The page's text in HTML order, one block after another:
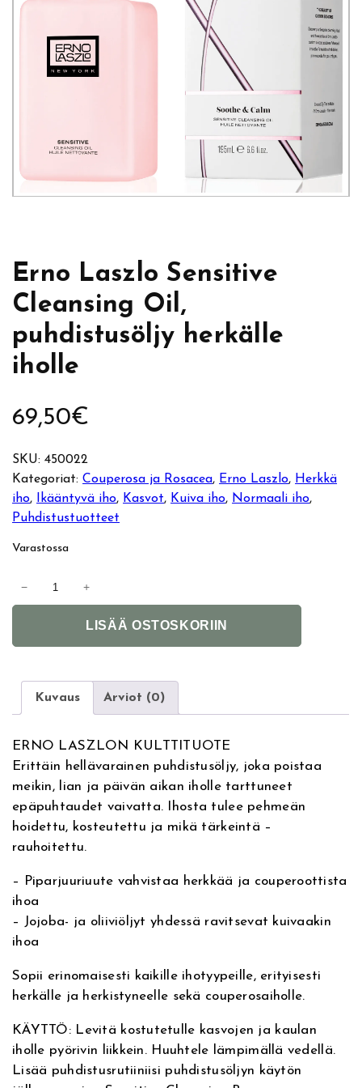
Erno Laszlo Sensitive
Cleansing Oil,
puhdistusöljy herkälle
iholle
69,50€
SKU: 450022
Kategoriat:Couperosa ja Rosacea, Erno Laszlo, Herkkä
iho, Ikääntyvä iho, Kasvot, Kuiva iho, Normaali iho
Puhdistustuotteet
Varastossa
z
o
S
e
n
s
i
v
e
C
l
e
n
s
i
n
− +
LISÄÄ OSTOSKORIIN
n
i
e
Kuvaus Arviot (0)
ERNO LASZLON KULTTITUOTE
Erittäin hellävarainen puhdistusöljy, joka poistaa
meikin, lian ja päivän aikan iholle tarttuneet
epäpuhtaudet vaivatta. Ihosta tulee pehmeän
hoidettu, kosteutettu ja mikä tärkeintä –
rauhoitettu.
– Piparjuuriuute vahvistaa herkkää ja couperoottista
ihoa
– Jojoba- ja oliiviöljyt yhdessä ravitsevat kuivaakin
ihoa
Sopii erinomaisesti kaikille ihotyypeille, erityisesti
herkälle ja herkistyneelle sekä couperosaiholle.
KÄYTTÖ: Levitä kostutetulle kasvojen ja kaulan
iholle pyörivin liikkein. Huuhtele lämpimällä vedellä.
Lisää puhdistusrutiiniisi puhdistusöljyn käytön